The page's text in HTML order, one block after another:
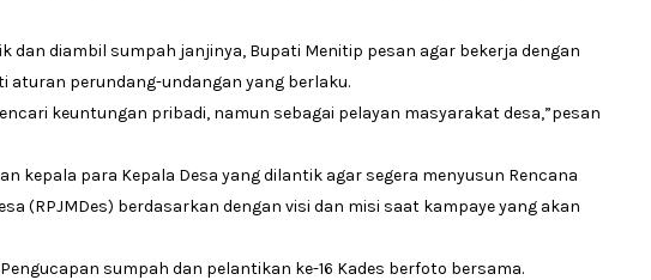
dan diambil sumpah janjinya, Bupati Menitip pesan agar bekerja dengan
aturan perundang-undangan yang berlaku.
keuntungan pribadi, namun sebagai pelayan masyarakat desa,”pesan
kepala para Kepala Desa yang dilantik agar segera menyusun Rencana
(RPJMDes) berdasarkan dengan visi dan misi saat kampaye yang akan
sumpah dan pelantikan ke-16 Kades berfoto bersama.